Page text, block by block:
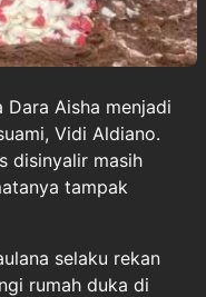
Aisha menjadi
Vidi Aldiano.
disinyalir masih
tampak
selaku rekan
rumah duka di